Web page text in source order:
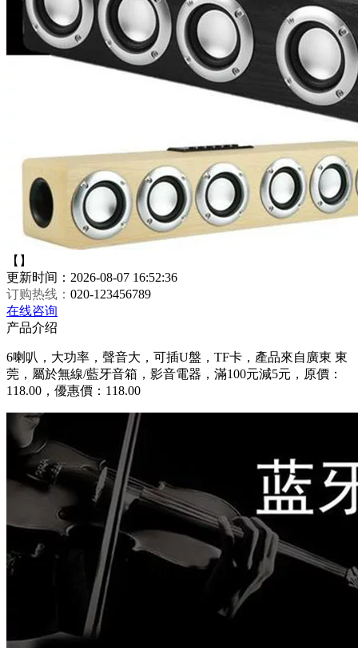
【】
更新时间：2026-08-07 16:52:36
订购热线： 020-123456789
在线咨询
产品介绍
6喇叭，大功率，聲音大，可插U盤，TF卡，產品來自廣東 東
莞，屬於無線/藍牙音箱，影音電器，滿100元減5元，原價：
118.00，優惠價：118.00